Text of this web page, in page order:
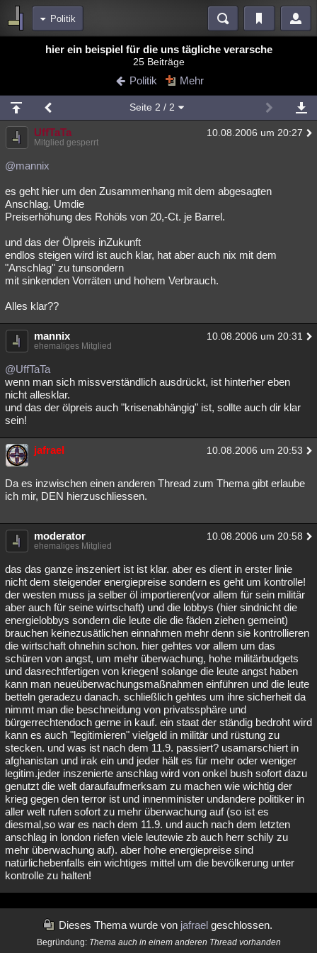
Politik
Blogs
Chat Wiki Neuigkeiten
meine Rubriken
Menschen Mystery Kriminalfälle
Spiritualität
Natur Umfragen Unterhaltung
weitere Rubriken
Astronomie Helpdesk Gruppen Gaming Filme
Übersichten
Besucht Teilgenommen Geschlossen
hier ein beispiel für die uns tägliche verarsche
25 Beiträge
Politik Mehr
Seite 2 / 2
UffTaTa 10.08.2006 um 20:27
Mitglied gesperrt
@mannix
es geht hier um den Zusammenhang mit dem abgesagten
Anschlag. Umdie
Preiserhöhung des Rohöls von 20,-Ct. je Barrel.
und das der Ölpreis inZukunft
endlos steigen wird ist auch klar, hat aber auch nix mit dem
"Anschlag" zu tunsondern
mit sinkenden Vorräten und hohem Verbrauch.
Alles klar??
mannix 10.08.2006 um 20:31
ehemaliges Mitglied
@UffTaTa
wenn man sich missverständlich ausdrückt, ist hinterher eben
nicht allesklar.
und das der ölpreis auch "krisenabhängig" ist, sollte auch dir klar
sein!
jafrael 10.08.2006 um 20:53
Da es inzwischen einen anderen Thread zum Thema gibt erlaube
ich mir, DEN hierzuschliessen.
moderator 10.08.2006 um 20:58
ehemaliges Mitglied
das das ganze inszeniert ist ist klar. aber es dient in erster linie
nicht dem steigender energiepreise sondern es geht um kontrolle!
der westen muss ja selber öl importieren(vor allem für sein militär
aber auch für seine wirtschaft) und die lobbys (hier sindnicht die
energielobbys sondern die leute die die fäden ziehen gemeint)
brauchen keinezusätlichen einnahmen mehr denn sie kontrollieren
die wirtschaft ohnehin schon. hier gehtes vor allem um das
schüren von angst, um mehr überwachung, hohe militärbudgets
und dasrechtfertigen von kriegen! solange die leute angst haben
kann man neueüberwachungsmaßnahmen einführen und die leute
betteln geradezu danach. schließlich gehtes um ihre sicherheit da
nimmt man die beschneidung von privatssphäre und
bürgerrechtendoch gerne in kauf. ein staat der ständig bedroht wird
kann es auch "legitimieren" vielgeld in militär und rüstung zu
stecken. und was ist nach dem 11.9. passiert? usamarschiert in
afghanistan und irak ein und jeder hält es für mehr oder weniger
legitim.jeder inszenierte anschlag wird von onkel bush sofort dazu
genutzt die welt daraufaufmerksam zu machen wie wichtig der
krieg gegen den terror ist und innenminister undandere politiker in
aller welt rufen sofort zu mehr überwachung auf (so ist es
diesmal,so war es nach dem 11.9. und auch nach dem letzten
anschlag in london riefen viele leutewie zb auch herr schily zu
mehr überwachung auf). aber hohe energiepreise sind
natürlichebenfalls ein wichtiges mittel um die bevölkerung unter
kontrolle zu halten!
Dieses Thema wurde von jafrael geschlossen.
Begründung: Thema auch in einem anderen Thread vorhanden